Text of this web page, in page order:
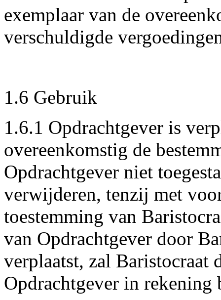
exemplaar van de
verschuldigde
1.6 Gebruik
1.6.1 Opdrachtgever is
overeenkomstig de
Opdrachtgever niet
verwijderen, tenzij met
toestemming van
van Opdrachtgever door
verplaatst, zal Baristocraat
Opdrachtgever in rekening